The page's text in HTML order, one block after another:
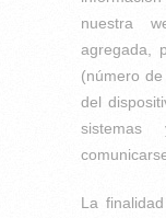
nuestra
agregada,
(número
del
sistemas
La